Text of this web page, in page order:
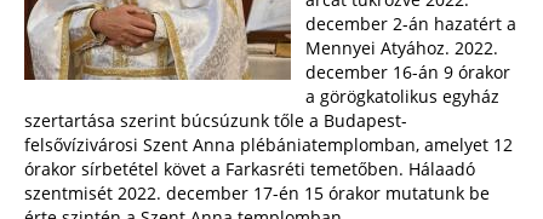
december 2-án hazatért a
Mennyei Atyához. 2022.
december 16-án 9 órakor
a görögkatolikus egyház
szertartása szerint búcsúzunk tőle a Budapest-
felsővízivárosi Szent Anna plébániatemplomban, amelyet 12
órakor sírbetétel követ a Farkasréti temetőben. Hálaadó
szentmisét 2022. december 17-én 15 órakor mutatunk be